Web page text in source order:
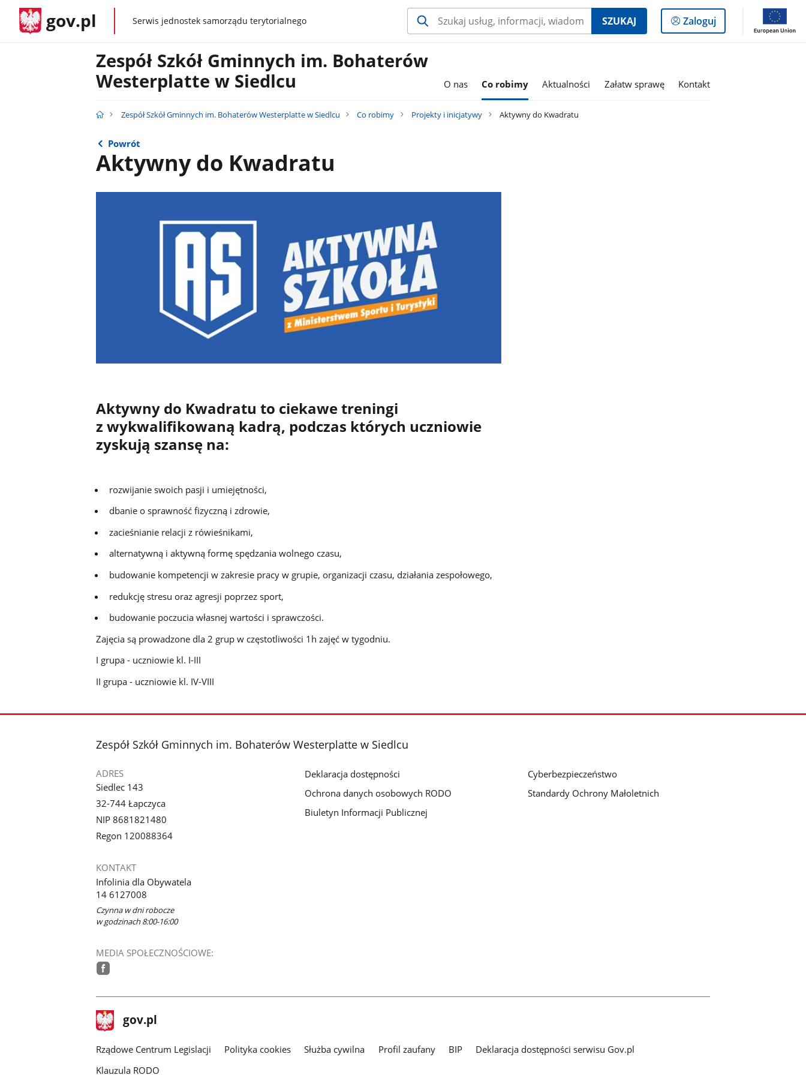
gov.pl gov.plSerwis jednostek samorządu terytorialnego SZUKAJ
Logowanie
do
Zaloguj
Zespół Szkół Gminnych im. Bohaterów
Westerplatte w Siedlcu
O nas Co robimy Aktualności Załatw sprawę Kontakt
Zespół Szkół Gminnych im. Bohaterów Westerplatte w Siedlcu Co robimy Projekty i inicjatywy Aktywny do Kwadratu
Powrót
Aktywny do Kwadratu
Aktywny do Kwadratu to ciekawe treningi
z wykwalifikowaną kadrą, podczas których uczniowie
zyskują szansę na:
rozwijanie swoich pasji i umiejętności,
dbanie o sprawność fizyczną i zdrowie,
zacieśnianie relacji z rówieśnikami,
alternatywną i aktywną formę spędzania wolnego czasu,
budowanie kompetencji w zakresie pracy w grupie, organizacji czasu, działania zespołowego,
redukcję stresu oraz agresji poprzez sport,
budowanie poczucia własnej wartości i sprawczości.
Zajęcia są prowadzone dla 2 grup w częstotliwości 1h zajęć w tygodniu.
I grupa - uczniowie kl. I-III
II grupa - uczniowie kl. IV-VIII
stopka
Zespół Szkół Gminnych im. Bohaterów Westerplatte w Siedlcu
ADRES
Siedlec 143
32-744 Łapczyca
NIP 8681821480
Regon 120088364
KONTAKT
Infolinia dla Obywatela
14 6127008
Czynna w dni robocze
w godzinach 8:00-16:00
MEDIA SPOŁECZNOŚCIOWE:
Deklaracja dostępności
Ochrona danych osobowych RODO
Biuletyn Informacji Publicznej
Cyberbezpieczeństwo
Standardy Ochrony Małoletnich
stopka
gov.pl Strona
gov.pl
Rządowe Centrum Legislacji Polityka cookies Służba cywilna Profil zaufany BIP
Deklaracja dostępności serwisu Gov.pl
Klauzula RODO